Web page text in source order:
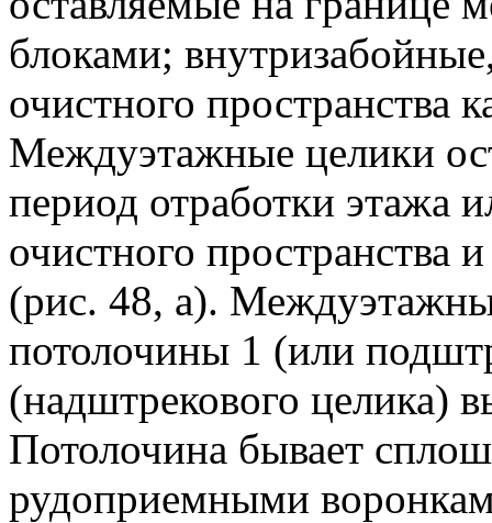
блоками;
очистного пространства
Междуэтажные целики
период отработки этажа
очистного пространства
(рис. 48, а).
потолочины 1 (или
(надштрекового целика)
Потолочина бывает
рудоприемными